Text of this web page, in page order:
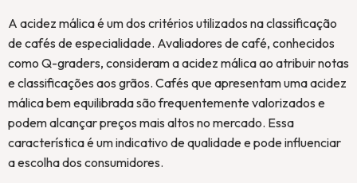
A acidez málica é um dos critérios utilizados na classificação
de cafés de especialidade. Avaliadores de café, conhecidos
como Q-graders, consideram a acidez málica ao atribuir notas
e classificações aos grãos. Cafés que apresentam uma acidez
málica bem equilibrada são frequentemente valorizados e
podem alcançar preços mais altos no mercado. Essa
característica é um indicativo de qualidade e pode influenciar
a escolha dos consumidores.